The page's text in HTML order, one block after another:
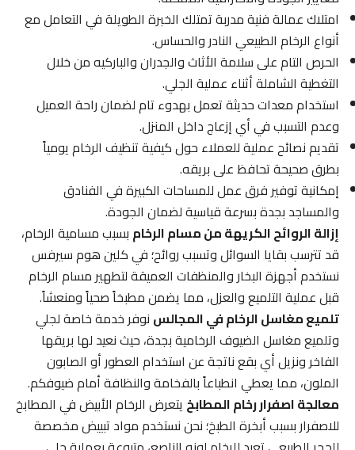
امتلاك عمالة فنية مدربة تمتلك الخبرة الطويلة في التعامل مع
أنواع الرخام الطبيعي النادر والحساس.
الحرص التام على سلامة الأثاث والجدران والباركيه من خلال
التغطية الشاملة أثناء عملية الجلي.
استخدام معدات حديثة تعمل بهدوء تام لضمان راحة العميل
وعدم التسبب في أي إزعاج داخل المنزل.
تقديم نصائح عملية للعملاء حول كيفية تنظيف الرخام يومياً
بطرق صحيحة تحافظ على بريقه.
إمكانية توفير فرق عمل للمساحات الكبيرة في الفنادق
والمساجد بجدة بسرعة قياسية لضمان الجودة.
إزالة الروائح الكريهة من مسام الرخامبسبب مسامية الرخام،
قد تترسب بقايا السوائل وتسبب روائح؛ في كلين هوم سيرفس
نستخدم أجهزة البخار والمنظفات العميقة لتطهير مسام الرخام
قبل عملية التلميع والعزل، مما يضمن مطبخاً صحياً ومنعشاً.
تلميع مغاسل الرخام في المجالسنوفر خدمة خاصة لجلي
وتلميع مغاسل الضيوف الرخامية بجدة، حيث نعيد لها بريقها
الفاخر ونزيل أي بقع ناتجة عن استخدام العطور أو الصابون
الملون، مما يعطي انطباعاً بالفخامة والنظافة أمام ضيوفكم.
معالجة اصفرار رخام المطابخيتعرض الرخام الأبيض في المطابخ
للاصفرار بسبب أبخرة الطبخ؛ نحن نستخدم مواد تبييض مخصصة